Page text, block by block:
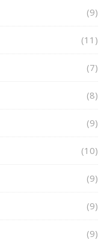
(9)
(11)
(7)
(8)
(9)
(10)
(9)
(9)
(9)